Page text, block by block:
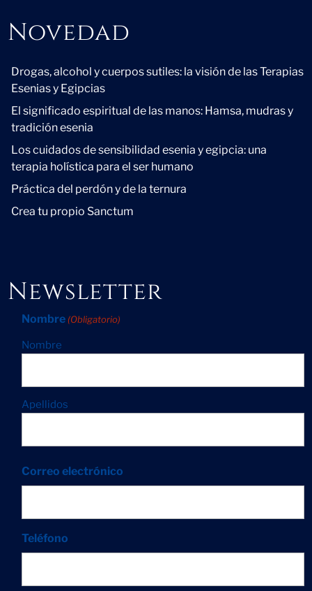
Novedad
Novedad
Drogas, alcohol y cuerpos sutiles: la visión de las Terapias
Esenias y Egipcias
El significado espiritual de las manos: Hamsa, mudras y
tradición esenia
Los cuidados de sensibilidad esenia y egipcia: una
terapia holística para el ser humano
Práctica del perdón y de la ternura
Crea tu propio Sanctum
Newsletter
Nombre (Obligatorio)
Nombre
Apellidos
Correo electrónico
Teléfono